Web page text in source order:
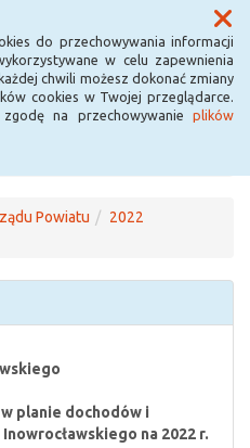
do przechowywania informacji
w celu zapewnienia
chwili możesz dokonać zmiany
cookies w Twojej przeglądarce.
na przechowywanie plików
Menu
Powiatu
2022
planie dochodów i
na 2022 r.